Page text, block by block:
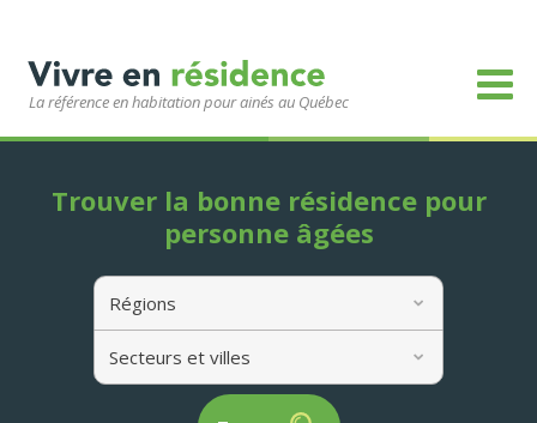
La référence en habitation pour ainés au Québec
Régions
Secteurs et villes
Trouver la bonne résidence pour
personne âgées